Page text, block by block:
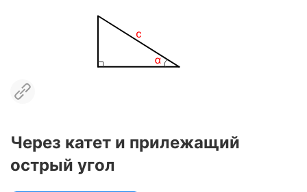
Через катет и прилежащий
острый угол